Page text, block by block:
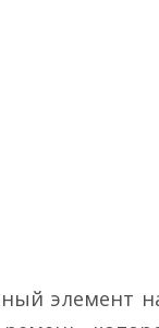
элемент